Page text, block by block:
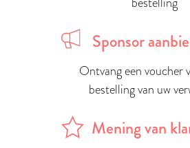
Sponsor
Ontvang een voucher
bestelling van uw
Mening van